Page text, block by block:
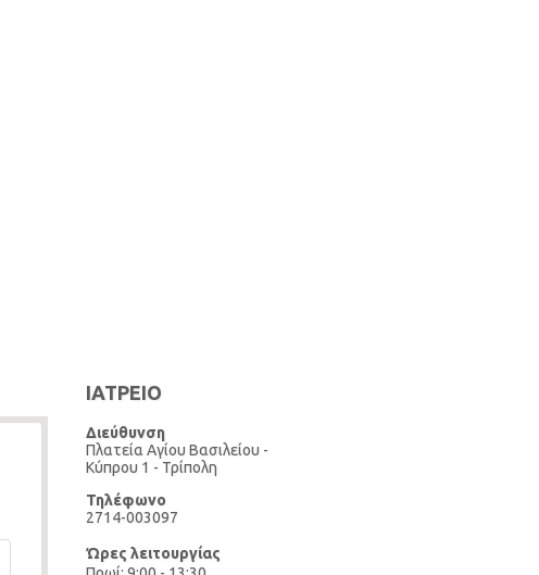
ΙΑΤΡΕΙΟ
Διεύθυνση
Πλατεία Αγίου Βασιλείου -
Κύπρου 1 - Τρίπολη
Τηλέφωνo
2714-003097
Ώρες λειτουργίας